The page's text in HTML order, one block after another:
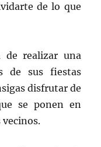
de lo que
de realizar una
de sus fiestas
disfrutar de
se ponen en